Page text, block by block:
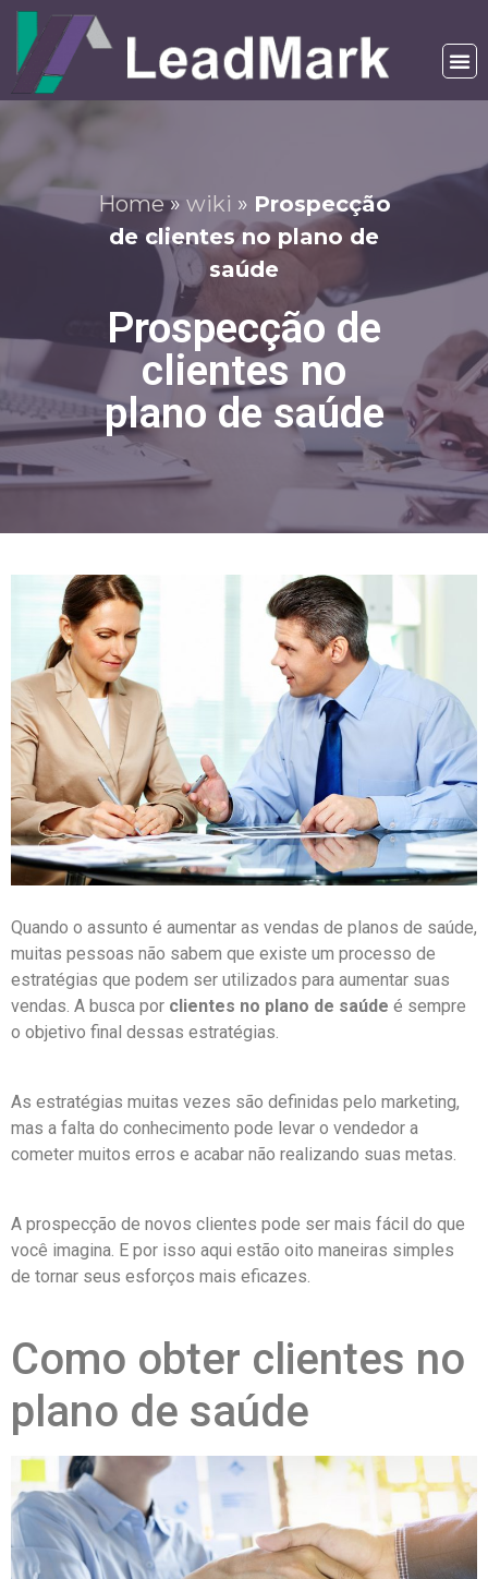
Home» wiki » Prospecção
de clientes no plano de
saúde
Prospecção de
clientes no
plano de saúde
Quando o assunto é aumentar as vendas de planos de saúde,
muitas pessoas não sabem que existe um processo de
estratégias que podem ser utilizados para aumentar suas
vendas. A busca por clientes no plano de saúde é sempre
o objetivo final dessas estratégias.
As estratégias muitas vezes são definidas pelo marketing,
mas a falta do conhecimento pode levar o vendedor a
cometer muitos erros e acabar não realizando suas metas.
A prospecção de novos clientes pode ser mais fácil do que
você imagina. E por isso aqui estão oito maneiras simples
de tornar seus esforços mais eficazes.
Como obter clientes no
plano de saúde